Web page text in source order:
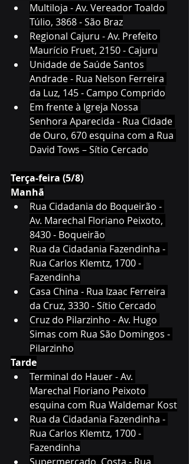
Multiloja - Av. Vereador Toaldo
Túlio, 3868 - São Braz
Regional Cajuru - Av. Prefeito
Maurício Fruet, 2150 - Cajuru
Unidade de Saúde Santos
Andrade - Rua Nelson Ferreira
da Luz, 145 - Campo Comprido
Em frente à Igreja Nossa
Senhora Aparecida - Rua Cidade
de Ouro, 670 esquina com a Rua
David Tows – Sítio Cercado
Terça-feira (5/8)
Manhã
Rua Cidadania do Boqueirão -
Av. Marechal Floriano Peixoto,
8430 - Boqueirão
Rua da Cidadania Fazendinha -
Rua Carlos Klemtz, 1700 -
Fazendinha
Casa China - Rua Izaac Ferreira
da Cruz, 3330 - Sítio Cercado
Cruz do Pilarzinho - Av. Hugo
Simas com Rua São Domingos -
Pilarzinho
Tarde
Terminal do Hauer - Av.
Marechal Floriano Peixoto
esquina com Rua Waldemar Kost
Rua da Cidadania Fazendinha -
Rua Carlos Klemtz, 1700 -
Fazendinha